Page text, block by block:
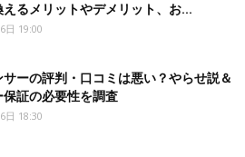
えるメリットやデメリット、お...
日 19:00
サーの評判・口コミは悪い？やらせ説＆
保証の必要性を調査
日 18:30